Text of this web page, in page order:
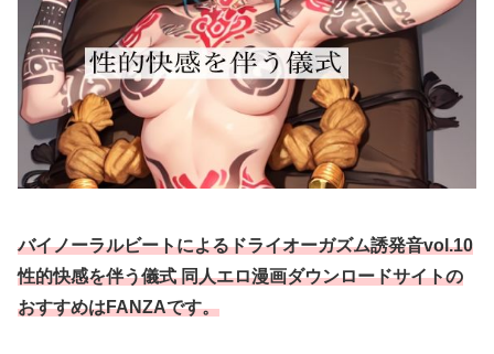
バイノーラルビートによるドライオーガズム誘発音vol.10
性的快感を伴う儀式 同人エロ漫画ダウンロードサイトの
おすすめはFANZAです。